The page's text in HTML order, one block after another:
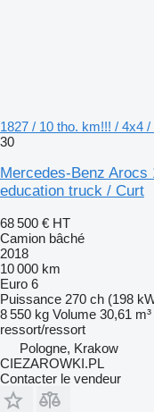
1827 / 10 tho. km!!! / 4x4
30
Mercedes-Benz
education truck / Curt
68 500 € HT
Camion bâché
2018
10 000 km
Euro 6
Puissance 270 ch (198
8 550 kg Volume 30,61 m³
ressort/ressort
Pologne, Krakow
CIEZAROWKI.PL
Contacter le vendeur